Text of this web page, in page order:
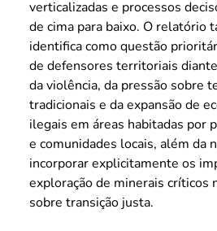
verticalizadas e processos
de cima para baixo. O relatório
identifica como questão
de defensores territoriais
da violência, da pressão sobre
tradicionais e da expansão de
ilegais em áreas habitadas por
e comunidades locais, além da
incorporar explicitamente os
exploração de minerais críticos
sobre transição justa.